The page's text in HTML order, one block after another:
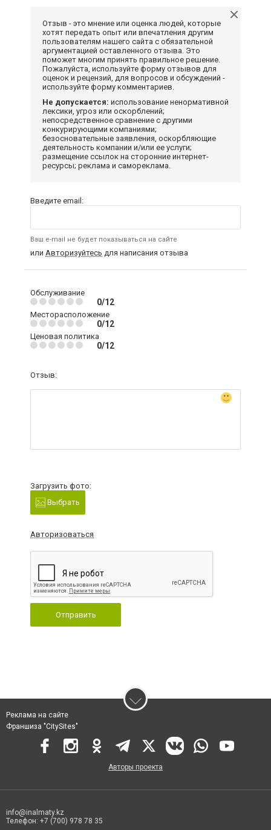
Отзыв - это мнение или оценка людей, которые
хотят передать опыт или впечатления другим
пользователям нашего сайта с обязательной
аргументацией оставленного отзыва. Это
поможет многим принять правильное решение.
Пожалуйста, используйте форму отзывов для
оценок и рецензий, для вопросов и обсуждений -
используйте форму комментариев.
Не допускается: использование ненормативной
лексики, угроз или оскорблений;
непосредственное сравнение с другими
конкурирующими компаниями;
безосновательные заявления, оскорбляющие
деятельность компании и/или ее услуги;
размещение ссылок на сторонние интернет-
ресурсы; реклама и самореклама.
Введите email:
Ваш e-mail не будет показываться на сайте
или Авторизуйтесь для написания отзыва
Обслуживание
0/12
Месторасположение
0/12
Ценовая политика
0/12
Отзыв:
Загрузить фото:
Выбрать
Авторизоваться
Отправить
Реклама на сайте
Франшиза "CitySites"
Авторы проекта
info@inalmaty.kz
Телефон: +7 (700) 978 78 35